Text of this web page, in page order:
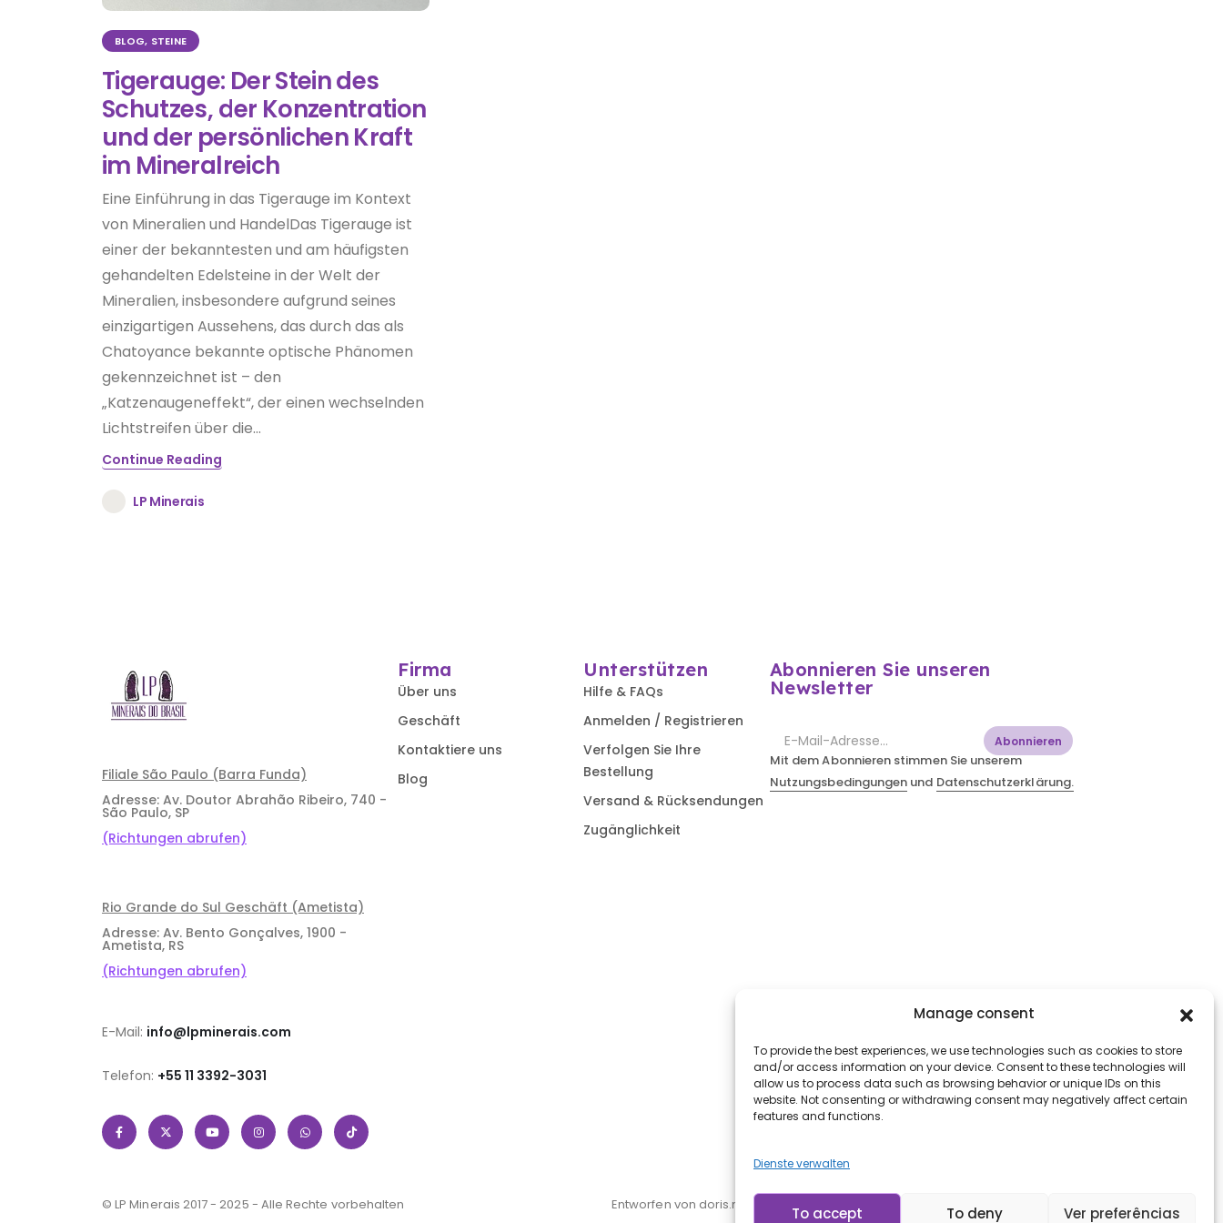
Manage consent
To provide the best experiences, we use technologies such as cookies to store
and/or access information on your device. Consent to these technologies will
allow us to process data such as browsing behavior or unique IDs on this
website. Not consenting or withdrawing consent may negatively affect certain
features and functions.
Dienste verwalten
To accept To deny Ver preferências
BLOG, STEINE
Tigerauge: Der Stein des
Schutzes, der Konzentration
und der persönlichen Kraft
im Mineralreich
Eine Einführung in das Tigerauge im Kontext
von Mineralien und HandelDas Tigerauge ist
einer der bekanntesten und am häufigsten
gehandelten Edelsteine in der Welt der
Mineralien, insbesondere aufgrund seines
einzigartigen Aussehens, das durch das als
Chatoyance bekannte optische Phänomen
gekennzeichnet ist – den
„Katzenaugeneffekt“, der einen wechselnden
Lichtstreifen über die...
Continue Reading
LP Minerais
Filiale São Paulo (Barra Funda)
Adresse: Av. Doutor Abrahão Ribeiro, 740 -
São Paulo, SP
(Richtungen abrufen)
Rio Grande do Sul Geschäft (Ametista)
Adresse: Av. Bento Gonçalves, 1900 -
Ametista, RS
(Richtungen abrufen)
E-Mail: info@lpminerais.com
Telefon: +55 11 3392-3031
Firma
Über uns
Geschäft
Kontaktiere uns
Blog
Unterstützen
Hilfe & FAQs
Anmelden / Registrieren
Verfolgen Sie Ihre
Bestellung
Versand & Rücksendungen
Zugänglichkeit
Abonnieren Sie unseren
Newsletter
Abonnieren
Mit dem Abonnieren stimmen Sie unserem
Nutzungsbedingungen und Datenschutzerklärung.
© LP Minerais 2017 - 2025 - Alle Rechte vorbehalten Entworfen von doris.net.br